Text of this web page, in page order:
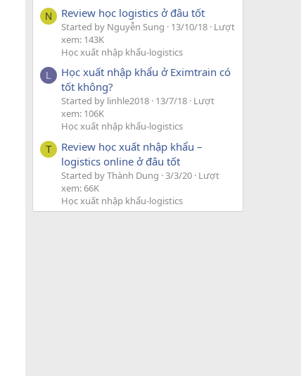
N Review học logistics ở đâu tốt
Started by Nguyễn Sung 13/10/18 Lượt
xem: 143K
Học xuất nhập khẩu-logistics
L
Học xuất nhập khẩu ở Eximtrain có
tốt không?
Started by linhle2018 13/7/18 Lượt
xem: 106K
Học xuất nhập khẩu-logistics
T
Review học xuất nhập khẩu –
logistics online ở đâu tốt
Started by Thành Dung 3/3/20 Lượt
xem: 66K
Học xuất nhập khẩu-logistics